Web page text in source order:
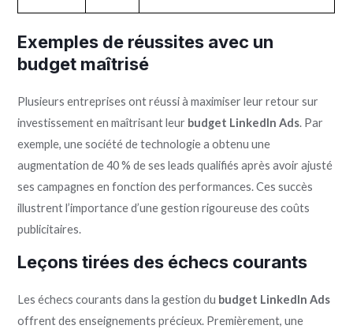
Exemples de réussites avec un
budget maîtrisé
Plusieurs entreprises ont réussi à maximiser leur retour sur
investissement en maîtrisant leur budget LinkedIn Ads. Par
exemple, une société de technologie a obtenu une
augmentation de 40 % de ses leads qualifiés après avoir ajusté
ses campagnes en fonction des performances. Ces succès
illustrent l’importance d’une gestion rigoureuse des coûts
publicitaires.
Leçons tirées des échecs courants
Les échecs courants dans la gestion du budget LinkedIn Ads
offrent des enseignements précieux. Premièrement, une